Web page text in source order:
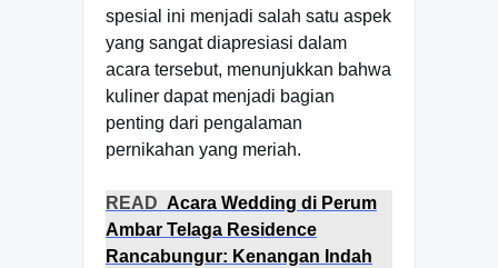
spesial ini menjadi salah satu aspek
yang sangat diapresiasi dalam
acara tersebut, menunjukkan bahwa
kuliner dapat menjadi bagian
penting dari pengalaman
pernikahan yang meriah.
READ Acara Wedding di Perum
Ambar Telaga Residence
Rancabungur: Kenangan Indah